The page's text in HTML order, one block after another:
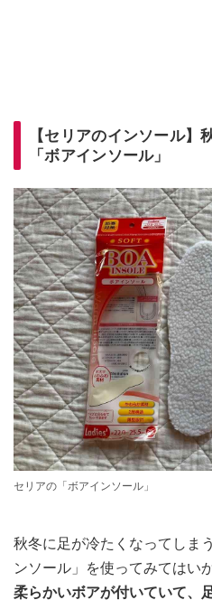
【セリアのインソール】
「ボアインソール」
セリアの「ボアインソール」
秋冬に足が冷たくなってしま
ンソール」を使ってみてはい
柔らかいボアが付いていて、